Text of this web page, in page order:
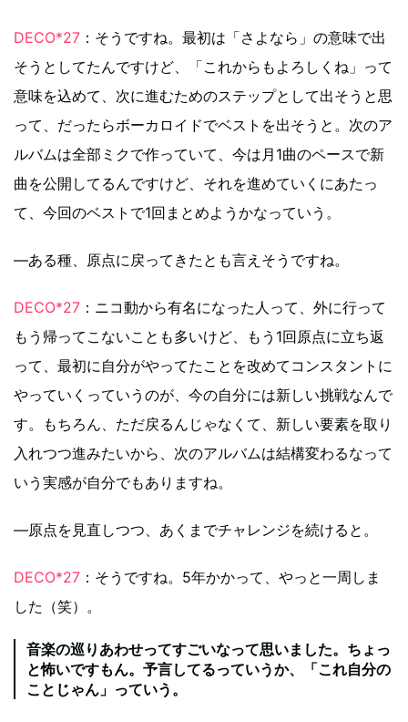
DECO*27 ：そうですね。最初は「さよなら」の意味で出
そうとしてたんですけど、「これからもよろしくね」って
意味を込めて、次に進むためのステップとして出そうと思
って、だったらボーカロイドでベストを出そうと。次のア
ルバムは全部ミクで作っていて、今は月1曲のペースで新
曲を公開してるんですけど、それを進めていくにあたっ
て、今回のベストで1回まとめようかなっていう。
―ある種、原点に戻ってきたとも言えそうですね。
DECO*27 ：ニコ動から有名になった人って、外に行って
もう帰ってこないことも多いけど、もう1回原点に立ち返
って、最初に自分がやってたことを改めてコンスタントに
やっていくっていうのが、今の自分には新しい挑戦なんで
す。もちろん、ただ戻るんじゃなくて、新しい要素を取り
入れつつ進みたいから、次のアルバムは結構変わるなって
いう実感が自分でもありますね。
―原点を見直しつつ、あくまでチャレンジを続けると。
DECO*27 ：そうですね。5年かかって、やっと一周しま
した（笑）。
音楽の巡りあわせってすごいなって思いました。ちょっ
と怖いですもん。予言してるっていうか、「これ自分の
ことじゃん」っていう。